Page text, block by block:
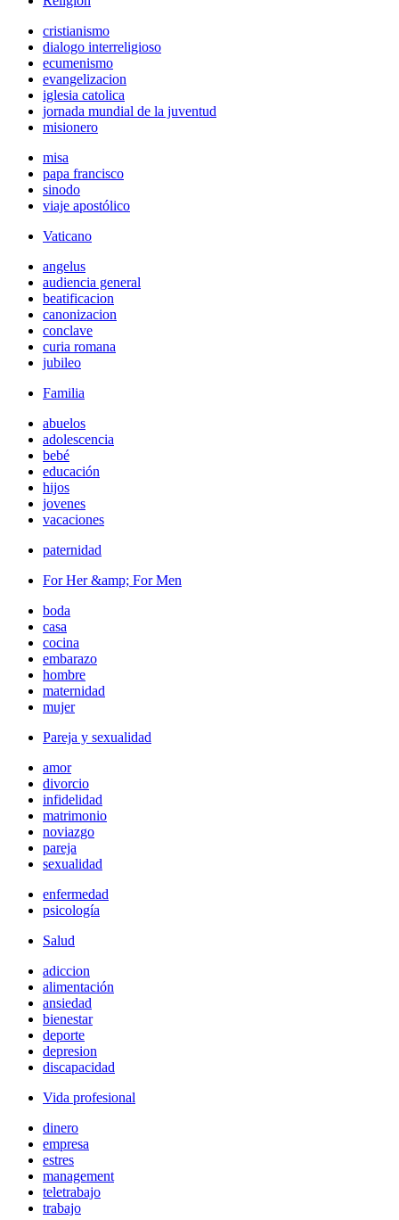
cristianismo
dialogo interreligioso
ecumenismo
evangelizacion
iglesia catolica
jornada mundial de la juventud
misionero
misa
papa francisco
sinodo
viaje apostólico
Vaticano
angelus
audiencia general
beatificacion
canonizacion
conclave
curia romana
jubileo
Familia
abuelos
adolescencia
bebé
educación
hijos
jovenes
vacaciones
paternidad
For Her &amp; For Men
boda
casa
cocina
embarazo
hombre
maternidad
mujer
Pareja y sexualidad
amor
divorcio
infidelidad
matrimonio
noviazgo
pareja
sexualidad
enfermedad
psicología
Salud
adiccion
alimentación
ansiedad
bienestar
deporte
depresion
discapacidad
Vida profesional
dinero
empresa
estres
management
teletrabajo
trabajo